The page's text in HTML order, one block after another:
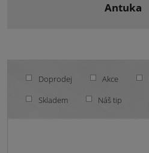
antuka
Doprodej Akce
Skladem
Náš tip